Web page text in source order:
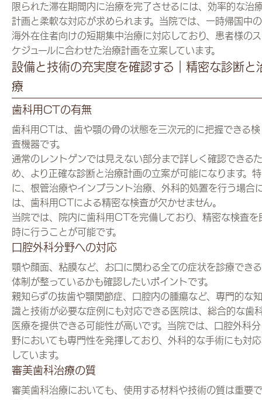
限られた滞在期間内に治療を完了させるには、効率的な治
計画と柔軟な対応が求められます。当院では、一時帰国中の
海外在住者向けの短期集中治療に対応しており、患者様のス
ケジュールに合わせた治療計画を立案しています。
設備と技術の充実度を確認する｜精密な診断と
療
歯科用CTの有無
歯科用CTは、歯や顎の骨の状態を三次元的に把握できる検
査機器です。
通常のレントゲンでは見えない部分まで詳しく確認できるた
め、より正確な診断と治療計画の立案が可能になります。特
に、根管治療やインプラント治療、外科的処置を行う場合
は、歯科用CTによる精密な検査が欠かせません。
当院では、院内に歯科用CTを完備しており、精密な検査を
時に行うことが可能です。
口腔外科分野への対応
顎や顔面、粘膜など、お口に関わる全ての症状を診療できる
体制が整っているかも確認したいポイントです。
親知らずの抜歯や顎関節症、口腔内の腫瘍など、専門的な知
識と技術が必要な症例にも対応できる医院は、総合的な歯
医療を提供できる可能性が高いです。当院では、口腔外科分
野においても専門性を発揮しており、外科的な手術にも対応
しています。
審美歯科治療の質
審美歯科治療においても、使用する材料や技術の質は重要で